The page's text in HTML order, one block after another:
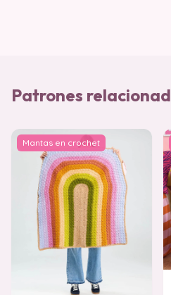
Patrones
Mantas en crochet